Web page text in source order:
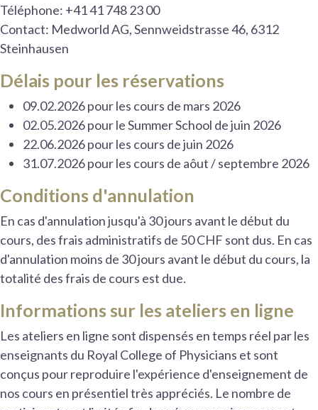
Téléphone: +41 41 748 23 00
Contact: Medworld AG, Sennweidstrasse 46, 6312
Steinhausen
Délais pour les réservations
09.02.2026 pour les cours de mars 2026
02.05.2026 pour le Summer School de juin 2026
22.06.2026 pour les cours de juin 2026
31.07.2026 pour les cours de aôut / septembre 2026
Conditions d'annulation
En cas d'annulation jusqu'à 30 jours avant le début du
cours, des frais administratifs de 50 CHF sont dus. En cas
d'annulation moins de 30 jours avant le début du cours, la
totalité des frais de cours est due.
Informations sur les ateliers en ligne
Les ateliers en ligne sont dispensés en temps réel par les
enseignants du Royal College of Physicians et sont
conçus pour reproduire l'expérience d'enseignement de
nos cours en présentiel très appréciés. Le nombre de